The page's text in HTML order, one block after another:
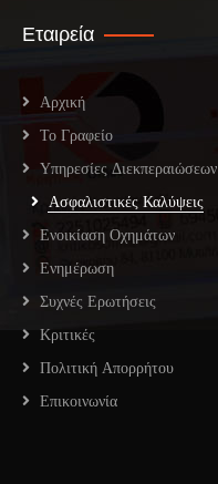
Εταιρεία
Αρχική
Το Γραφείο
Υπηρεσίες Διεκπεραιώσεων
Ασφαλιστικές Καλύψεις
Ενοικίαση Οχημάτων
Ενημέρωση
Συχνές Ερωτήσεις
Κριτικές
Πολιτική Απορρήτου
Επικοινωνία